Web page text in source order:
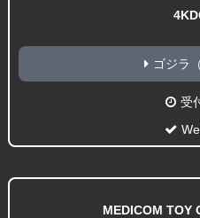
ゴジラ
受
MEDICOM TOY